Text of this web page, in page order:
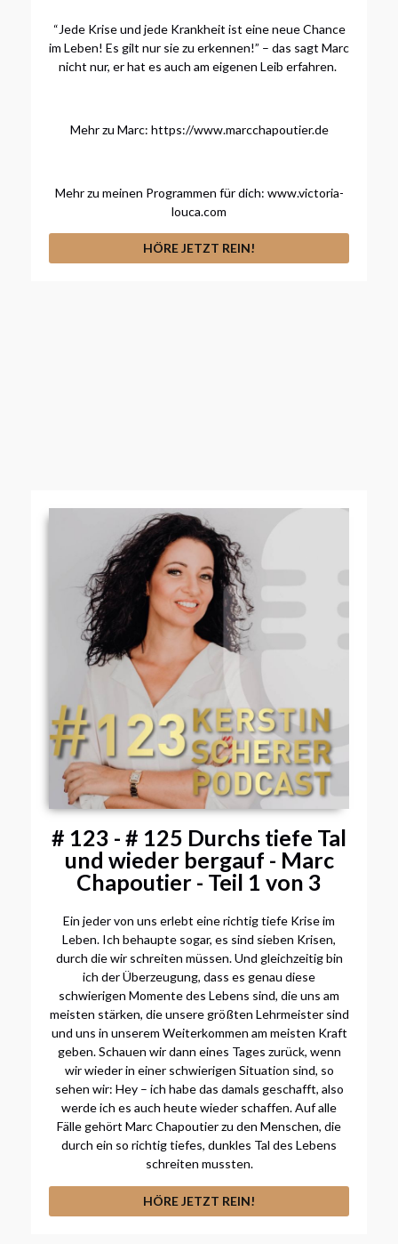
“Jede Krise und jede Krankheit ist eine neue Chance
im Leben! Es gilt nur sie zu erkennen!” – das sagt Marc
nicht nur, er hat es auch am eigenen Leib erfahren.
Mehr zu Marc: https://www.marcchapoutier.de
Mehr zu meinen Programmen für dich: www.victoria-
louca.com
HÖRE JETZT REIN!
# 123 - # 125 Durchs tiefe Tal
und wieder bergauf - Marc
Chapoutier - Teil 1 von 3
Ein jeder von uns erlebt eine richtig tiefe Krise im
Leben. Ich behaupte sogar, es sind sieben Krisen,
durch die wir schreiten müssen. Und gleichzeitig bin
ich der Überzeugung, dass es genau diese
schwierigen Momente des Lebens sind, die uns am
meisten stärken, die unsere größten Lehrmeister sind
und uns in unserem Weiterkommen am meisten Kraft
geben. Schauen wir dann eines Tages zurück, wenn
wir wieder in einer schwierigen Situation sind, so
sehen wir: Hey – ich habe das damals geschafft, also
werde ich es auch heute wieder schaffen. Auf alle
Fälle gehört Marc Chapoutier zu den Menschen, die
durch ein so richtig tiefes, dunkles Tal des Lebens
schreiten mussten.
HÖRE JETZT REIN!